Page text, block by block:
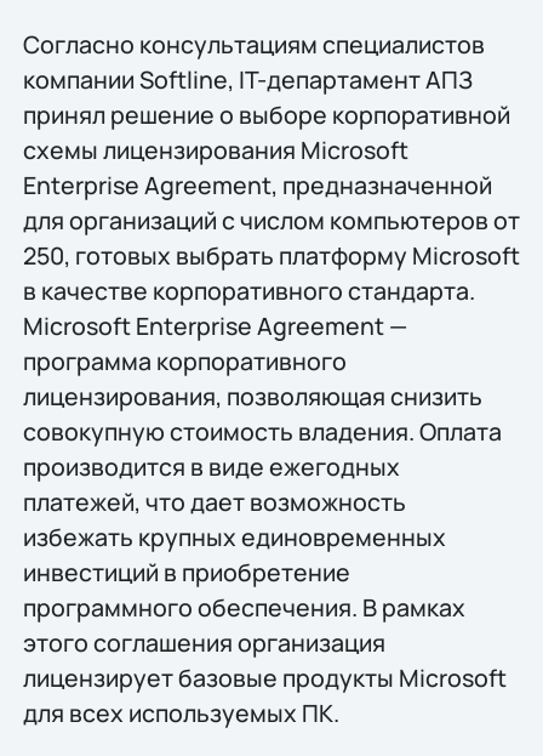
Согласно консультациям специалистов
компании Softline, IT-департамент АПЗ
принял решение о выборе корпоративной
схемы лицензирования Microsoft
Enterprise Agreement, предназначенной
для организаций с числом компьютеров от
250, готовых выбрать платформу Microsoft
в качестве корпоративного стандарта.
Microsoft Enterprise Agreement —
программа корпоративного
лицензирования, позволяющая снизить
совокупную стоимость владения. Оплата
производится в виде ежегодных
платежей, что дает возможность
избежать крупных единовременных
инвестиций в приобретение
программного обеспечения. В рамках
этого соглашения организация
лицензирует базовые продукты Microsoft
для всех используемых ПК.